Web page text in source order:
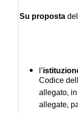
Su proposta
l’
Codice
allegato,
allegate,